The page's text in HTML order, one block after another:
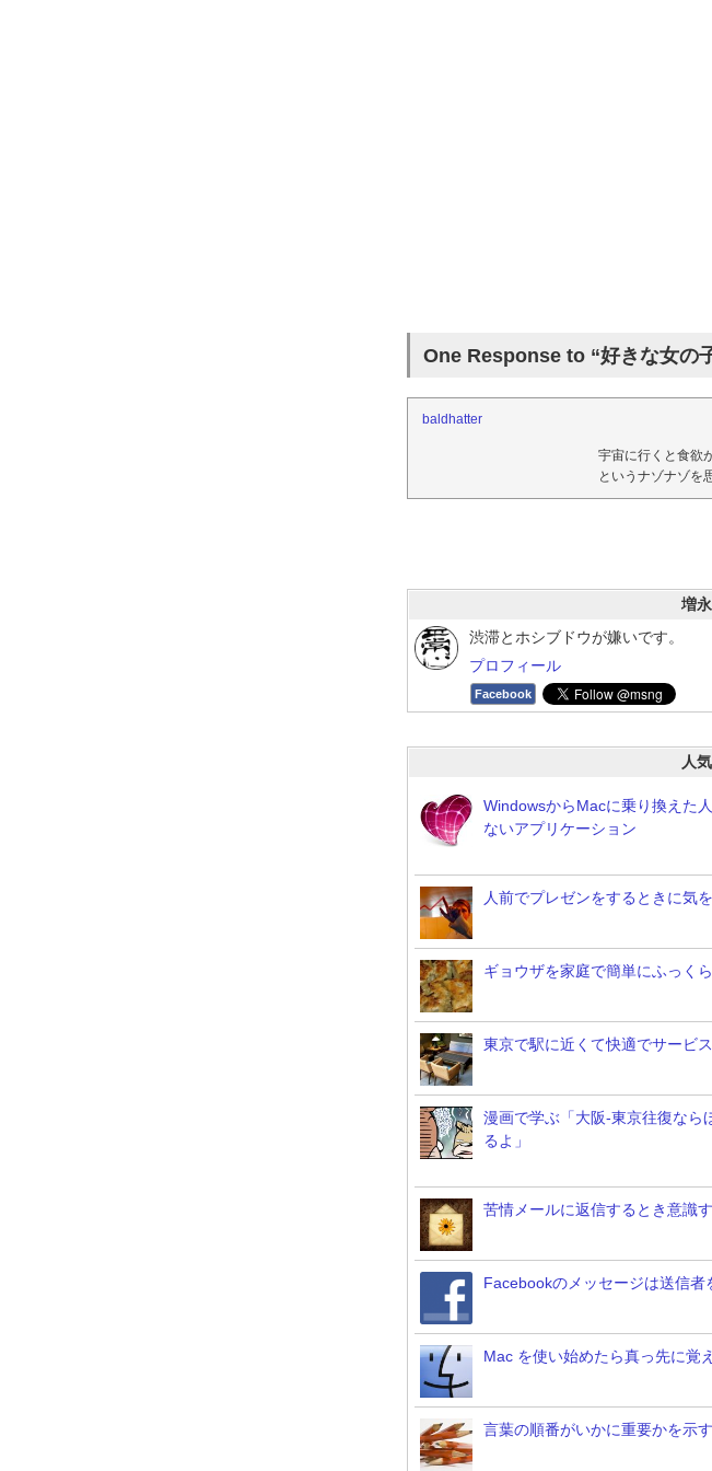
One Response to “好きな女の
baldhatter
宇宙に行くと食欲
というナゾナゾを
増
渋滞とホシブドウが嫌いです。
プロフィール
Facebook
人
WindowsからMacに乗り換えた
ないアプリケーション
人前でプレゼンをするときに気
ギョウザを家庭で簡単にふっく
東京で駅に近くて快適でサービ
漫画で学ぶ「大阪-東京往復なら
るよ」
苦情メールに返信するとき意識
Facebookのメッセージは送信
Mac を使い始めたら真っ先に覚
言葉の順番がいかに重要かを示